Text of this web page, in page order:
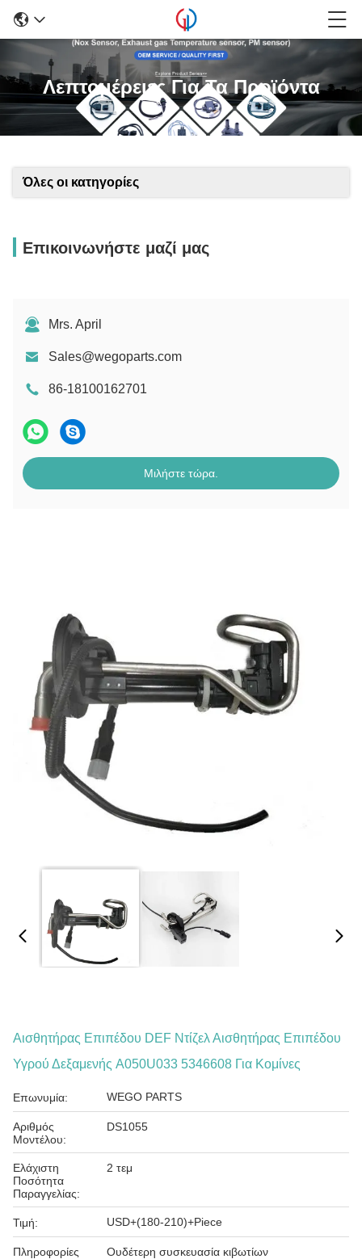
Λεπτομέρειες Για Τα Προϊόντα
Όλες οι κατηγορίες
Επικοινωνήστε μαζί μας
Mrs. April
Sales@wegoparts.com
86-18100162701
Μιλήστε τώρα.
Αισθητήρας Επιπέδου DEF Ντίζελ Αισθητήρας Επιπέδου
Υγρού Δεξαμενής A050U033 5346608 Για Κομίνες
Επωνυμία: WEGO PARTS
Αριθμός
Μοντέλου:
DS1055
Ελάχιστη
Ποσότητα
Παραγγελίας:
2 τεμ
Τιμή: USD+(180-210)+Piece
Πληροφορίες
Ουδέτερη συσκευασία κιβωτίων